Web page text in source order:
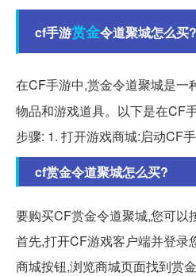
cf手游赏金令道聚城怎么买?
在CF手游中,赏金令道聚城是一
物品和游戏道具。以下是在CF
步骤: 1. 打开游戏商城:启动CF
cf赏金令道聚城怎么买?
要购买CF赏金令道聚城,您可以
首先,打开CF游戏客户端并登录
商城按钮,浏览商城页面找到赏